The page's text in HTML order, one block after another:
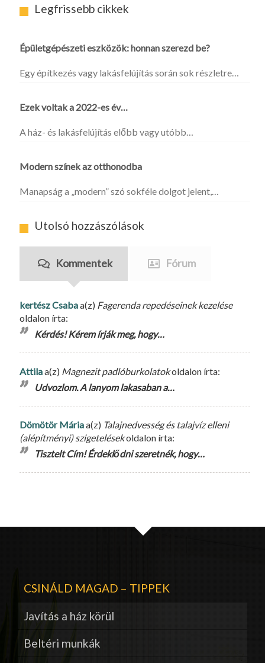
Legfrissebb cikkek
Épületgépészeti eszközök: honnan szerezd be?
Egy építkezés vagy lakásfelújítás során sok részletre…
Ezek voltak a 2022-es év…
A ház- és lakásfelújítás előbb vagy utóbb…
Modern színek az otthonodba
Manapság a „modern” szó sokféle dolgot jelent,…
Utolsó hozzászólások
Kommentek Fórum
kertész Csabaa(z) Fagerenda repedéseinek kezelése
oldalon írta:
Kérdés! Kérem írják meg, hogy…
Attilaa(z) Magnezit padlóburkolatokoldalon írta:
Udvozlom. A lanyom lakasaban a…
Dömötör Máriaa(z) Talajnedvesség és talajvíz elleni
(alépítményi) szigetelésekoldalon írta:
Tisztelt Cím! Érdeklődni szeretnék, hogy…
CSINÁLD MAGAD – TIPPEK
Javítás a ház körül
Beltéri munkák